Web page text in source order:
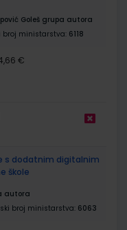
Goleš grupa autora
broj ministarstva: 6118
€
s dodatnim digitalnim
škole
autora
broj ministarstva: 6063